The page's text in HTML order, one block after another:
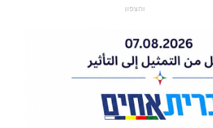
והצפון